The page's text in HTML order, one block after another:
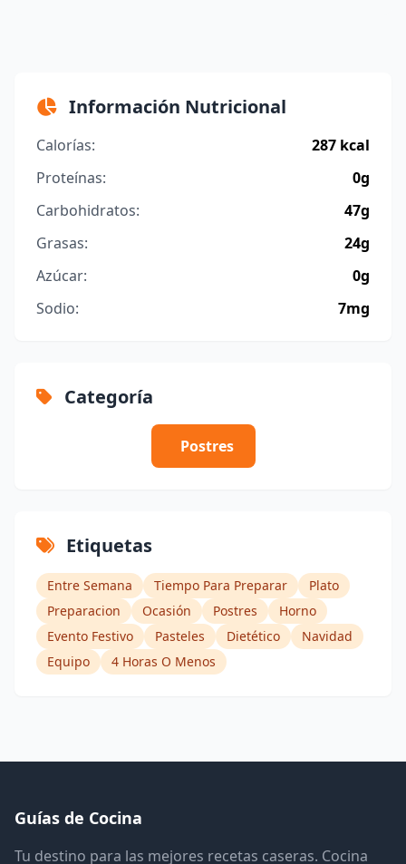
Información Nutricional
Calorías:
287 kcal
Proteínas:
0g
Carbohidratos:
47g
Grasas:
24g
Azúcar:
0g
Sodio:
7mg
Categoría
Postres
Etiquetas
Entre Semana Tiempo Para Preparar
Plato
Preparacion
Ocasión Postres
Horno
Evento Festivo
Pasteles Dietético
Navidad
Equipo
4 Horas O Menos
Guías de Cocina
Tu destino para las mejores recetas caseras. Cocina